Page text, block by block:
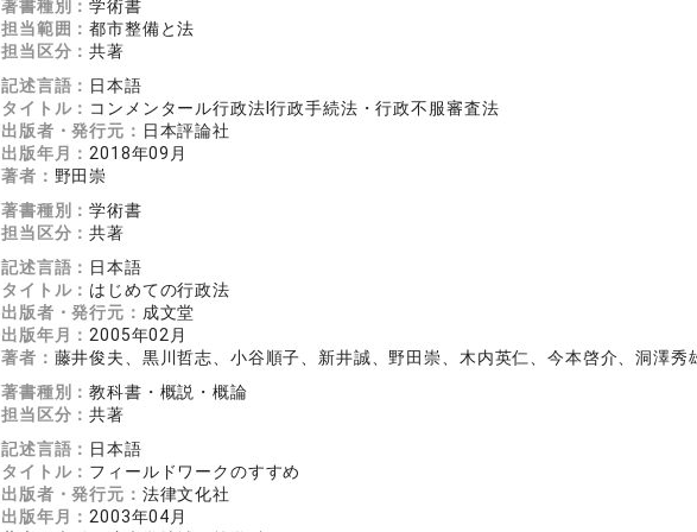
著書種別：学術書
担当範囲：都市整備と法
担当区分：共著
記述言語： 日本語
タイトル： コンメンタール行政法Ⅰ行政手続法・行政不服審査法
出版者・発行元： 日本評論社
出版年月： 2018年09月
著者： 野田崇
著書種別：学術書
担当区分：共著
記述言語： 日本語
タイトル： はじめての行政法
出版者・発行元： 成文堂
出版年月： 2005年02月
著者： 藤井俊夫、黒川哲志、小谷順子、新井誠、野田崇、木内英仁、今本啓介、洞澤秀
著書種別：教科書・概説・概論
担当区分：共著
記述言語： 日本語
タイトル： フィールドワークのすすめ
出版者・発行元： 法律文化社
出版年月： 2003年04月